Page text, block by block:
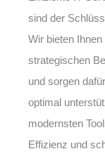
sind der
Wir bieten
strategischen
und sorgen
optimal
modernsten
Effizienz und